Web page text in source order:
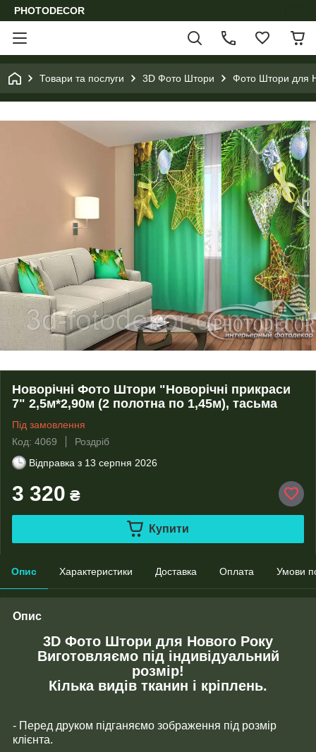
PHOTODECOR
Товари та послуги 3D Фото Штори Фото Штори для
Новорічні Фото Штори "Новорічні прикраси
7" 2,5м*2,90м (2 полотна по 1,45м), тасьма
Під замовлення
Код: 4069
Роздріб
Відправка з 13 серпня 2026
3 320 ₴
Купити
Опис Характеристики Доставка Оплата Умови
Опис
3D Фото Штори для Нового Року
Виготовляємо під індивідуальний
розмір!
Кілька видів тканин і кріплень.
- Перед друком підганяємо зображення під розмір
клієнта.